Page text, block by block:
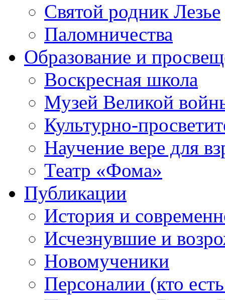
Святой родник Лезье
Паломничества
Образование и
Воскресная школа
Музей Великой
Культурно-
Научение вере для
Театр «Фома»
Публикации
История и
Исчезнувшие и
Новомученики
Персоналии (кто